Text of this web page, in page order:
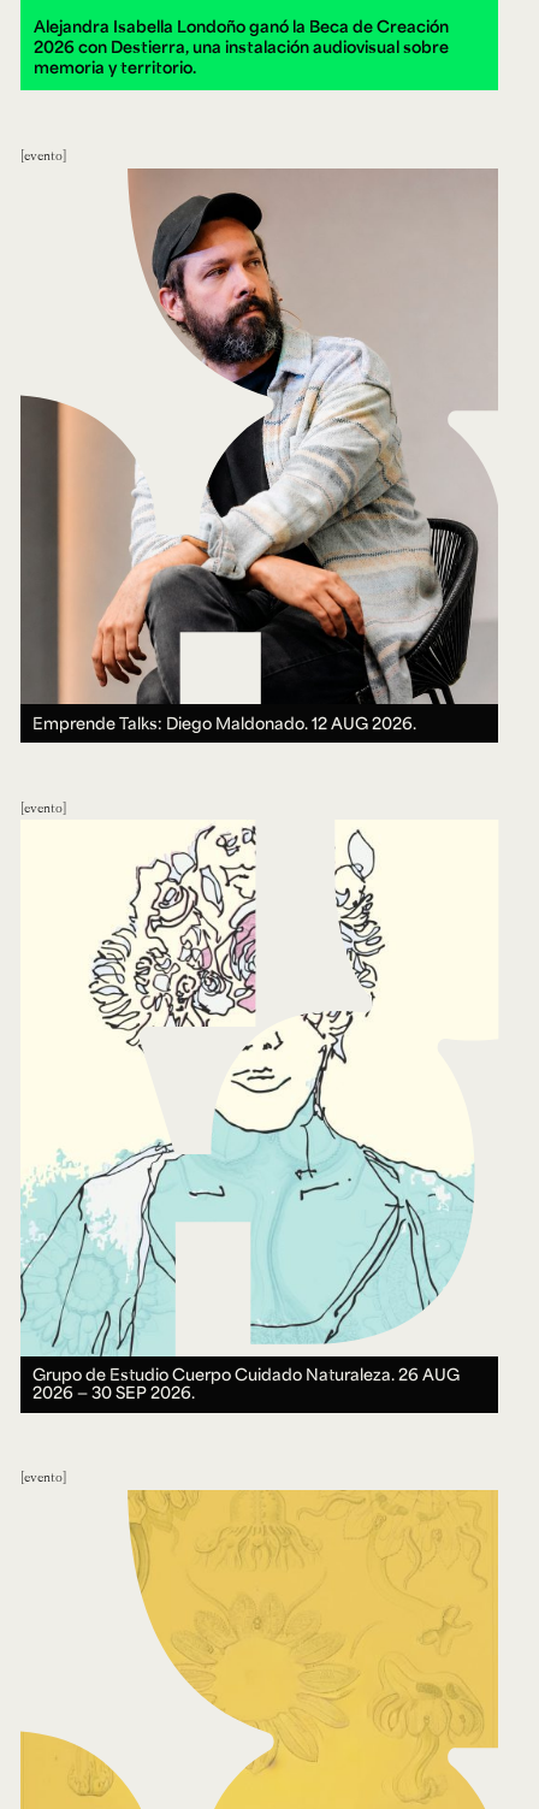
Alejandra Isabella Londoño ganó la Beca de Creación
2026 con Destierra, una instalación audiovisual sobre
memoria y territorio.
evento
Emprende Talks: Diego Maldonado.12 AUG 2026.
evento
Grupo de Estudio Cuerpo Cuidado Naturaleza.26 AUG
2026 ― 30 SEP 2026.
evento